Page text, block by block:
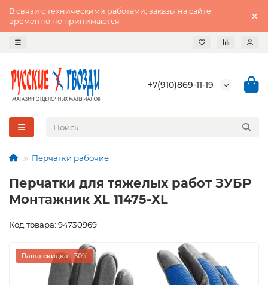
В связи с техническими работами, заказы на сайте
временно не принимаются
+7(910)869-11-19
Перчатки рабочие
Перчатки для тяжелых работ ЗУБР
Монтажник XL 11475-XL
Код товара: 94730969
Ваша скидка: -30%